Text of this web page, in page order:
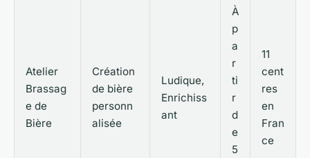
Atelier
Brassag
e de
Bière
Création
de bière
personn
alisée
Ludique,
Enrichiss
ant
À
p
a
r
ti
r
d
e
5
11
cent
res
en
Fran
ce